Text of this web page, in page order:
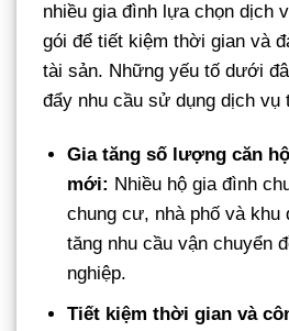
nhiều gia đình lựa chọn dịch
gói để tiết kiệm thời gian và
tài sản. Những yếu tố dưới
đẩy nhu cầu sử dụng dịch vụ
Gia tăng số lượng căn
mới: Nhiều hộ gia đình
chung cư, nhà phố và khu
tăng nhu cầu vận chuyển
nghiệp.
Tiết kiệm thời gian và